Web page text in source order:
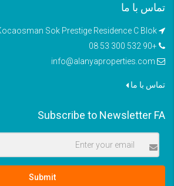
تماس با ما
+90 532 300 53 08
info@alanyaproperties.com
تماس با ما
Subscribe to Newsletter FA
Submit